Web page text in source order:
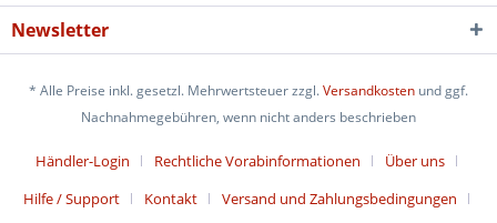
Newsletter
* Alle Preise inkl. gesetzl. Mehrwertsteuer zzgl.Versandkosten und ggf.
Nachnahmegebühren, wenn nicht anders beschrieben
Händler-Login Rechtliche Vorabinformationen
Über uns
Hilfe / Support
Kontakt
Versand und Zahlungsbedingungen